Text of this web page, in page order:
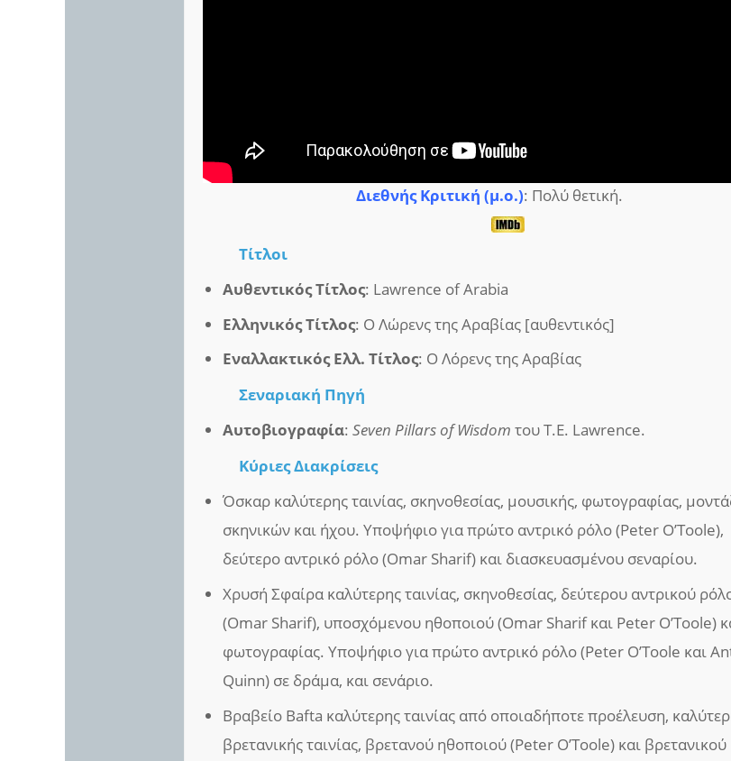
Διεθνής Κριτική (μ.ο.): Πολύ θετική.
Τίτλοι
Αυθεντικός Τίτλος: Lawrence of Arabia
Ελληνικός Τίτλος: Ο Λώρενς της Αραβίας [αυθεντικός]
Εναλλακτικός Ελλ. Τίτλος: Ο Λόρενς της Αραβίας
Σεναριακή Πηγή
Αυτοβιογραφία:Seven Pillars of Wisdom του T.E. Lawrence.
Κύριες Διακρίσεις
Όσκαρ καλύτερης ταινίας, σκηνοθεσίας, μουσικής, φωτογραφίας,
σκηνικών και ήχου. Υποψήφιο για πρώτο αντρικό ρόλο (Peter O’Toole),
δεύτερο αντρικό ρόλο (Omar Sharif) και διασκευασμένου σεναρίου.
Χρυσή Σφαίρα καλύτερης ταινίας, σκηνοθεσίας, δεύτερου αντρικού
(Omar Sharif), υποσχόμενου ηθοποιού (Omar Sharif και Peter O’Toole)
φωτογραφίας. Υποψήφιο για πρώτο αντρικό ρόλο (Peter O’Toole και
Quinn) σε δράμα, και σενάριο.
Βραβείο Bafta καλύτερης ταινίας από οποιαδήποτε προέλευση,
βρετανικής ταινίας, βρετανού ηθοποιού (Peter O’Toole) και βρετανικού